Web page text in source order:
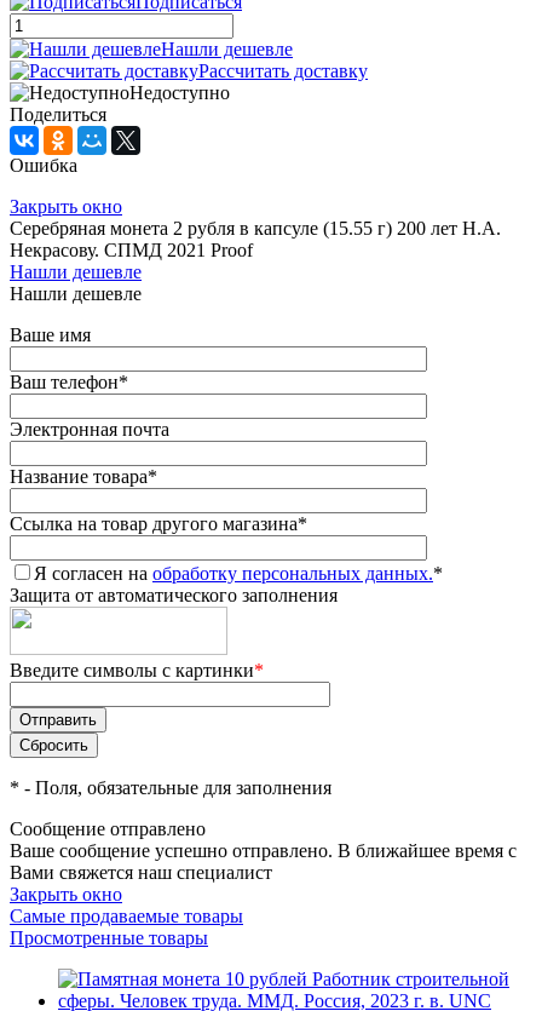
Нашли дешевле
Рассчитать доставку
Недоступно
Поделиться
Ошибка
Закрыть окно
Серебряная монета 2 рубля в капсуле (15.55 г) 200 лет Н.А.
Некрасову. СПМД 2021 Proof
Нашли дешевле
Нашли дешевле
Ваше имя
Ваш телефон*
Электронная почта
Название товара*
Ссылка на товар другого магазина*
Я согласен на обработку персональных данных.*
Защита от автоматического заполнения
Введите символы с картинки*
* - Поля, обязательные для заполнения
Сообщение отправлено
Ваше сообщение успешно отправлено. В ближайшее время с
Вами свяжется наш специалист
Закрыть окно
Самые продаваемые товары
Просмотренные товары